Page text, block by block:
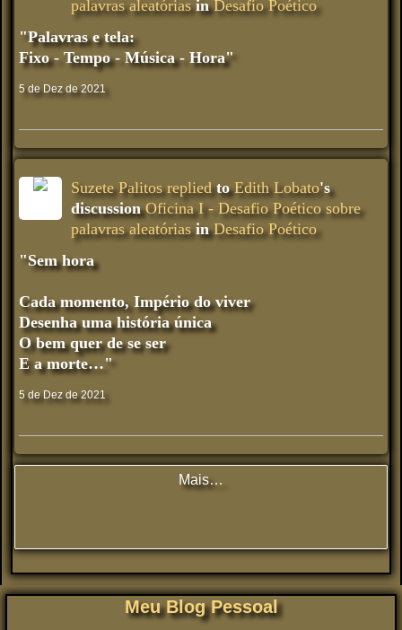
palavras aleatóriasinDesafio Poético
"Palavras e tela:
Fixo - Tempo - Música - Hora"
5 de Dez de 2021
Suzete Palitos repliedtoEdith Lobato's
discussionOficina I - Desafio Poético sobre
palavras aleatóriasinDesafio Poético
"Sem hora
Cada momento, Império do viver
Desenha uma história única
O bem quer de se ser
E a morte…"
5 de Dez de 2021
Mais…
Meu Blog Pessoal